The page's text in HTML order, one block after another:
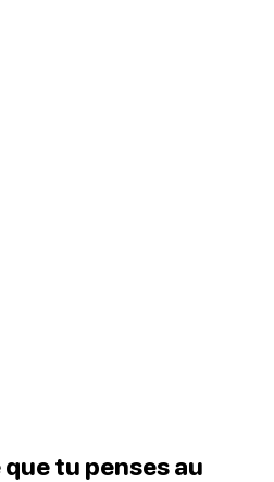
tu penses au